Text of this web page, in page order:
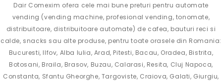
Dair Comexim ofera cele mai bune preturi pentru automate
vending (vending machine, profesional vending, tonomate,
distribuitoare, distribuitoare automate) de cafea, bauturi reci si
calde, snacks sau alte produse, pentru toate orasele din Romania:
Bucuresti, Ilfov, Alba Iulia, Arad, Pitesti, Bacau, Oradea, Bistrita,
Botosani, Braila, Brasov, Buzau, Calarasi, Resita, Cluj Napoca,
Constanta, Sfantu Gheorghe, Targoviste, Craiova, Galati, Giurgiu,